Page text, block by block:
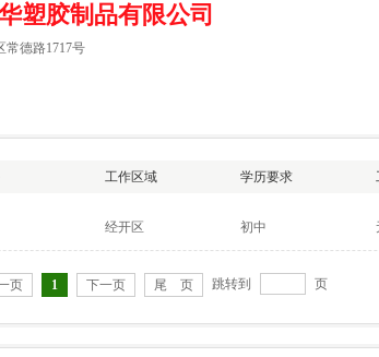
塑胶制品有限公司
常德路1717号
工作区域 学历要求
经开区 初中
页 1 下一页 尾 页 跳转到 页